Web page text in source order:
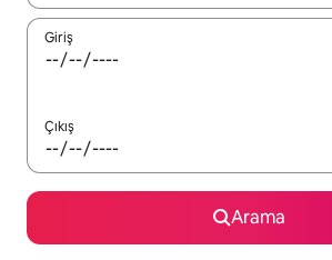
Giriş
Çıkış
Arama